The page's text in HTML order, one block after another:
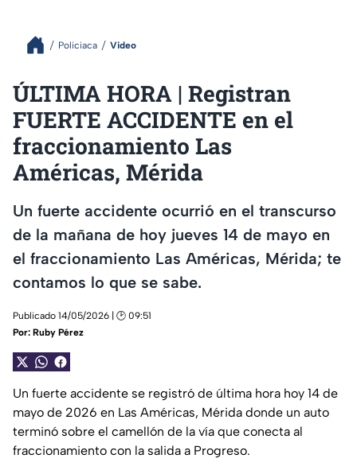
Policiaca Video
ÚLTIMA HORA | Registran
FUERTE ACCIDENTE en el
fraccionamiento Las
Américas, Mérida
Un fuerte accidente ocurrió en el transcurso
de la mañana de hoy jueves 14 de mayo en
el fraccionamiento Las Américas, Mérida; te
contamos lo que se sabe.
Publicado 14/05/2026 | 🕑 09:51
Por: Ruby Pérez
Un fuerte accidente se registró de última hora hoy 14 de
mayo de 2026 en Las Américas, Mérida donde un auto
terminó sobre el camellón de la vía que conecta al
fraccionamiento con la salida a Progreso.